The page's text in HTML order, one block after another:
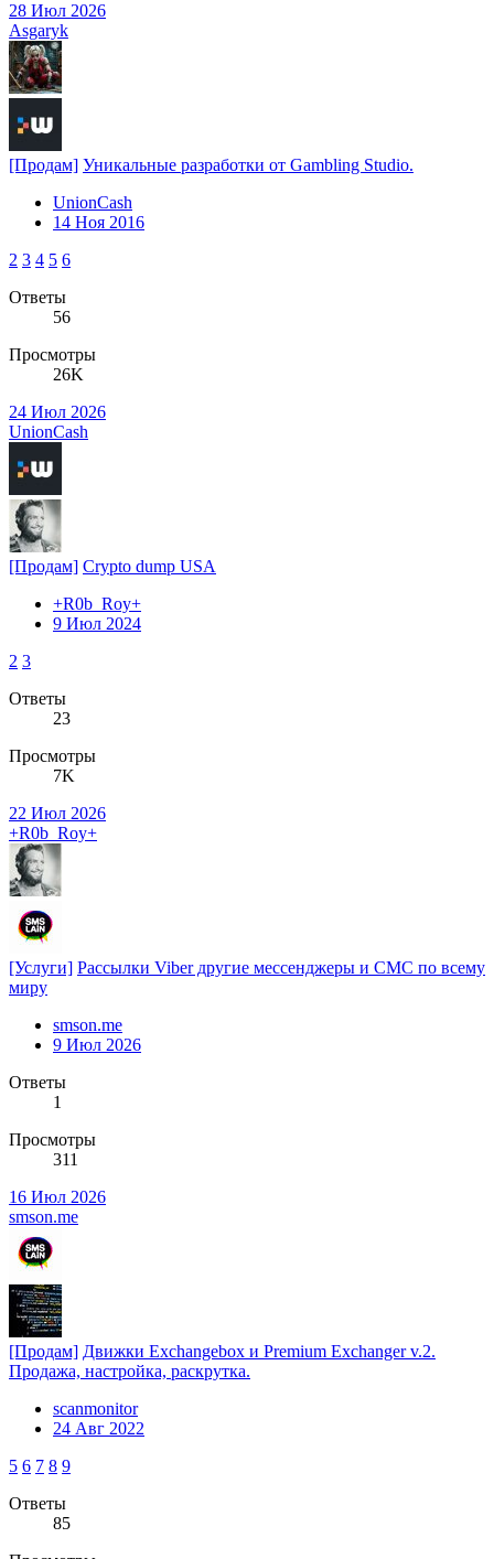
28 Июл 2026
Asgaryk
[Продам] Уникальные разработки от Gambling Studio.
UnionCash
14 Ноя 2016
2 3 4 5 6
Ответы
56
Просмотры
26K
24 Июл 2026
UnionCash
[Продам] Crypto dump USA
+R0b_Roy+
9 Июл 2024
2 3
Ответы
23
Просмотры
7K
22 Июл 2026
+R0b_Roy+
[Услуги] Рассылки Viber другие мессенджеры и СМС по всему
миру
smson.me
9 Июл 2026
Ответы
1
Просмотры
311
16 Июл 2026
smson.me
[Продам] Движки Exchangebox и Premium Exchanger v.2.
Продажа, настройка, раскрутка.
scanmonitor
24 Авг 2022
5 6 7 8 9
Ответы
85